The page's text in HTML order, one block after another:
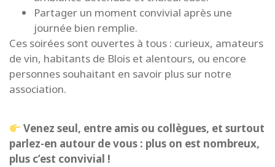
Partager un moment convivial après une
journée bien remplie.
Ces soirées sont ouvertes à tous : curieux, amateurs
de vin, habitants de Blois et alentours, ou encore
personnes souhaitant en savoir plus sur notre
association.
Venez seul, entre amis ou collègues, et surtout
parlez-en autour de vous : plus on est nombreux,
plus c’est convivial !